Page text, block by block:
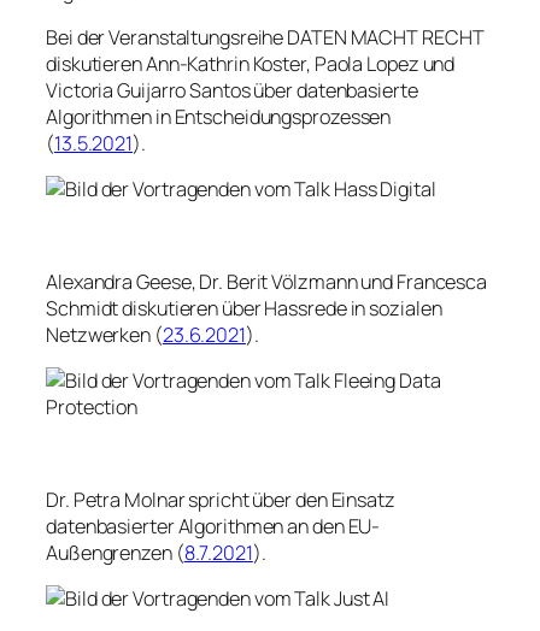
Bei der Veranstaltungsreihe DATEN MACHT RECHT
diskutieren Ann-Kathrin Koster, Paola Lopez und
Victoria Guijarro Santos über datenbasierte
Algorithmen in Entscheidungsprozessen
(13.5.2021).
Alexandra Geese, Dr. Berit Völzmann und Francesca
Schmidt diskutieren über Hassrede in sozialen
Netzwerken (23.6.2021).
Dr. Petra Molnar spricht über den Einsatz
datenbasierter Algorithmen an den EU-
Außengrenzen (8.7.2021).